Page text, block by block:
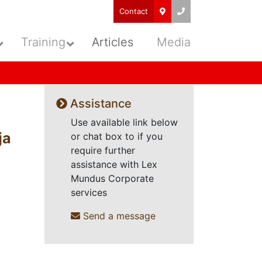
Contact
Training Articles Media
Assistance
Use available link below
or chat box to if you
require further
assistance with Lex
Mundus Corporate
services
Send a message